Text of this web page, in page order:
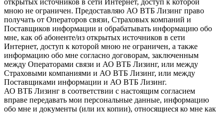
открытых источников в сети Интернет, доступ к которой
мною не ограничен. Предоставляю АО ВТБ Лизинг право
получать от Операторов связи, Страховых компаний и
Поставщиков информации и обрабатывать информацию обо
мне, как об абоненте/из открытых источников в сети
Интернет, доступ к которой мною не ограничен, а также
информацию обо мне согласно договорам, заключенным
между Операторами связи и АО ВТБ Лизинг, или между
Страховыми компаниями и АО ВТБ Лизинг, или между
Поставщиками информации и АО ВТБ Лизинг.
АО ВТБ Лизинг в соответствии с настоящим согласием
вправе передавать мои персональные данные, информацию
обо мне и документы (или их копии), относящиеся ко мне как